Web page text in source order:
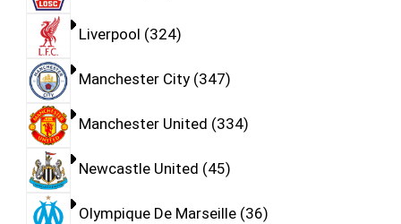
Liverpool 324
Manchester City 347
Manchester United 334
Newcastle United 45
Olympique De Marseille 36